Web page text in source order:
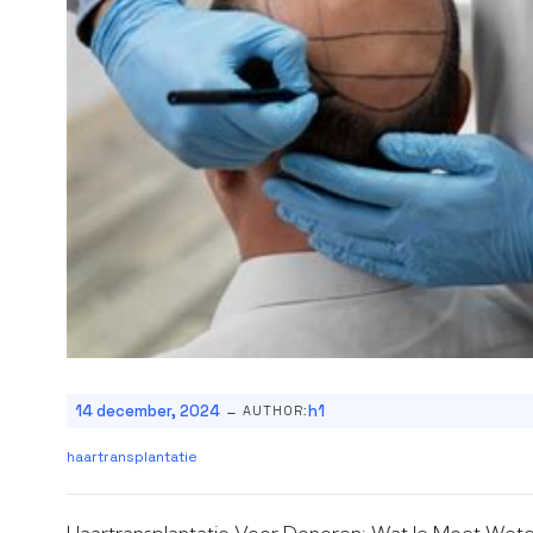
14 december, 2024 - AUTHOR:h1
haartransplantatie